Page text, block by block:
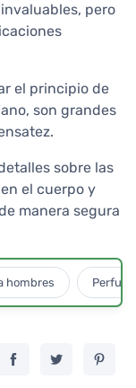
pero
el principio de
son grandes
sobre las
el cuerpo y
manera segura
hombres